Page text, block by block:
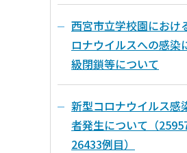
西宮市立学校園におけ
ロナウイルスへの感染
級閉鎖等について
新型コロナウイルス感
者発生について（
26433例目）